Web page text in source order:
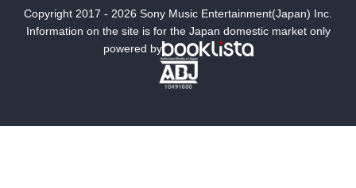
ミステリー SF
文学
Copyright 2017 - 2026 Sony Music Entertainment(Japan) Inc.
Information on the site is for the Japan domestic market only
powered by